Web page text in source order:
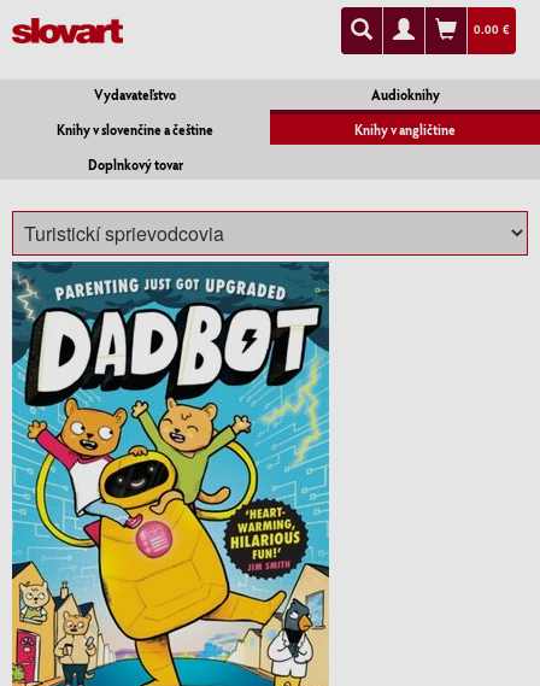
0.00 €
Vydavateľstvo
Audioknihy
Knihy v slovenčine a češtine
Knihy v angličtine
Doplnkový tovar